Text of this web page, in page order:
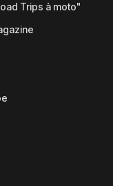
Trips à moto"